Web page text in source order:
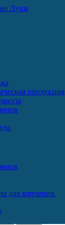
Луки
продукция
для копчения.